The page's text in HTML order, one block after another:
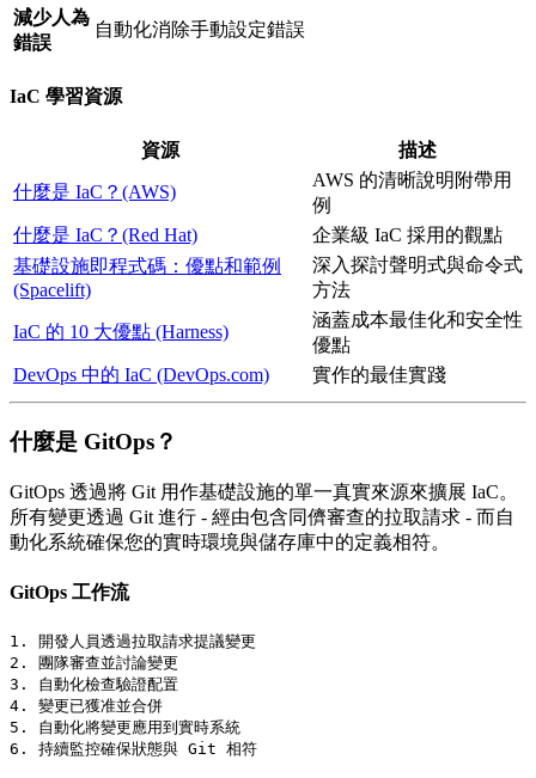
減少人為
錯誤
自動化消除手動設定錯誤
IaC 學習資源
資源 描述
什麼是 IaC？(AWS)
AWS 的清晰說明附帶用
例
什麼是 IaC？(Red Hat)
企業級 IaC 採用的觀點
基礎設施即程式碼：優點和範例
(Spacelift)
深入探討聲明式與命令式
方法
IaC 的 10 大優點 (Harness)
涵蓋成本最佳化和安全性
優點
DevOps 中的 IaC (DevOps.com)
實作的最佳實踐
什麼是 GitOps？
GitOps 透過將 Git 用作基礎設施的單一真實來源來擴展 IaC。
所有變更透過 Git 進行 - 經由包含同儕審查的拉取請求 - 而自
動化系統確保您的實時環境與儲存庫中的定義相符。
GitOps 工作流
1. 開發人員透過拉取請求提議變更
2. 團隊審查並討論變更
3. 自動化檢查驗證配置
4. 變更已獲准並合併
5. 自動化將變更應用到實時系統